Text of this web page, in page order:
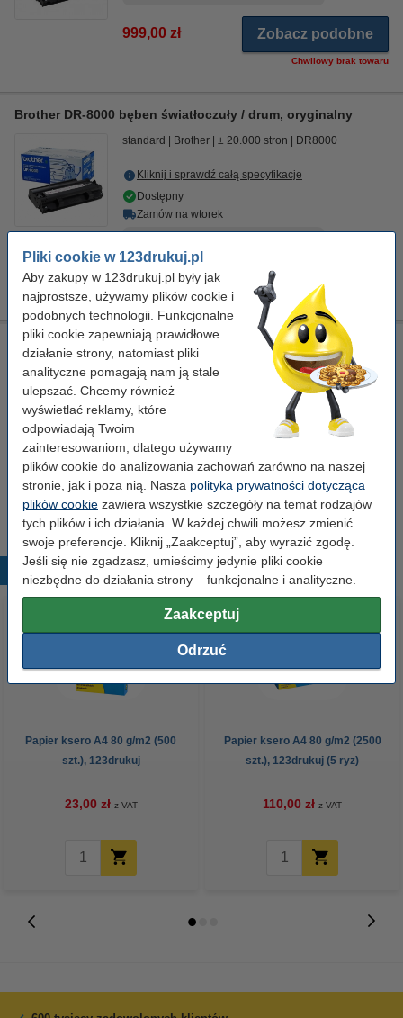
Pliki cookie w 123drukuj.pl
Aby zakupy w 123drukuj.pl były jak
najprostsze, używamy plików cookie i
podobnych technologii. Funkcjonalne
pliki cookie zapewniają prawidłowe
działanie strony, natomiast pliki
analityczne pomagają nam ją stale
ulepszać. Chcemy również
wyświetlać reklamy, które
odpowiadają Twoim
zainteresowaniom, dlatego używamy
plików cookie do analizowania zachowań zarówno na naszej
stronie, jak i poza nią. Nasza polityka prywatności dotycząca
plików cookie zawiera wszystkie szczegóły na temat rodzajów
tych plików i ich działania. W każdej chwili możesz zmienić
swoje preferencje. Kliknij „Zaakceptuj”, aby wyrazić zgodę.
Jeśli się nie zgadzasz, umieścimy jedynie pliki cookie
niezbędne do działania strony – funkcjonalne i analityczne.
Zaakceptuj
Odrzuć
999,00 zł Zobacz podobne
Chwilowy brak towaru
Brother DR-8000 bęben światłoczuły / drum, oryginalny
standard Brother ± 20.000 stron DR8000
Kliknij i sprawdź całą specyfikacje
Dostępny
Zamów na wtorek
849,00 zł
Ściereczka do czyszczenia drukarki laserowej
ściereczka do czyszczenia 43 x 32 cm
żółty
999058
Kliknij i sprawdź całą specyfikacje
Zamów na wtorek
7,50 zł Zamawiam
Popularne produkty
Papier ksero A4 80 g/m2 (500
szt.), 123drukuj
23,00 zł z VAT
Papier ksero A4 80 g/m2 (2500
szt.), 123drukuj (5 ryz)
110,00 zł z VAT